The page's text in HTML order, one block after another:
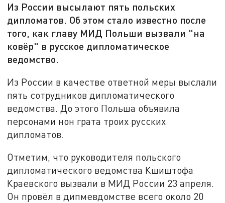
Из России высылают пять польских
дипломатов. Об этом стало известно после
того, как главу МИД Польши вызвали "на
ковёр" в русское дипломатическое
ведомство.
Из России в качестве ответной меры выслали
пять сотрудников дипломатического
ведомства. До этого Польша объявила
персонами нон грата троих русских
дипломатов.
Отметим, что руководителя польского
дипломатического ведомства Кшиштофа
Краевского вызвали в МИД России 23 апреля.
Он провёл в дипмевдомстве всего около 20